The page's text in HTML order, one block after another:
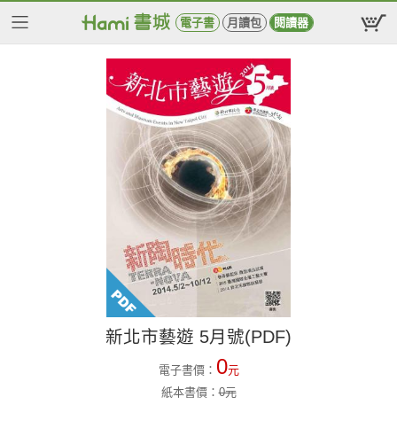
電子書 月讀包 閱讀器
新北市藝遊 5月號(PDF)
電子書價： 0元
紙本書價：0元